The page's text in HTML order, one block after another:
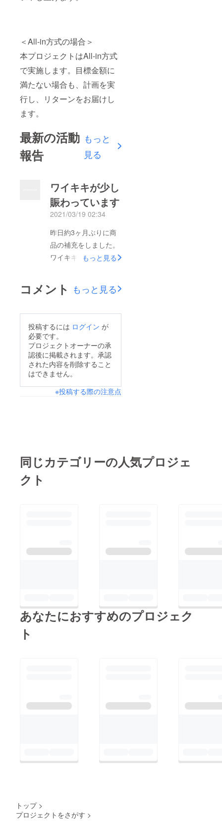
＜All-in方式の場合＞
本プロジェクトはAll-in方式
で実施します。目標金額に
満たない場合も、計画を実
行し、リターンをお届けし
ます。
最新の活動
報告
もっと
見る
ワイキキが少し
賑わっています
2021/03/19 02:34
昨日約3ヶ月ぶりに商
品の補充をしました。
ワイキキが本土からの
います。１日も早く元
気なワイキキに戻る事
もっと見る
コメント もっと見る
投稿するには ログイン が
必要です。
プロジェクトオーナーの承
認後に掲載されます。承認
された内容を削除すること
はできません。
※投稿する際の注意点
同じカテゴリーの人気プロジェ
クト
あなたにおすすめのプロジェク
ト
トップ >
プロジェクトをさがす >